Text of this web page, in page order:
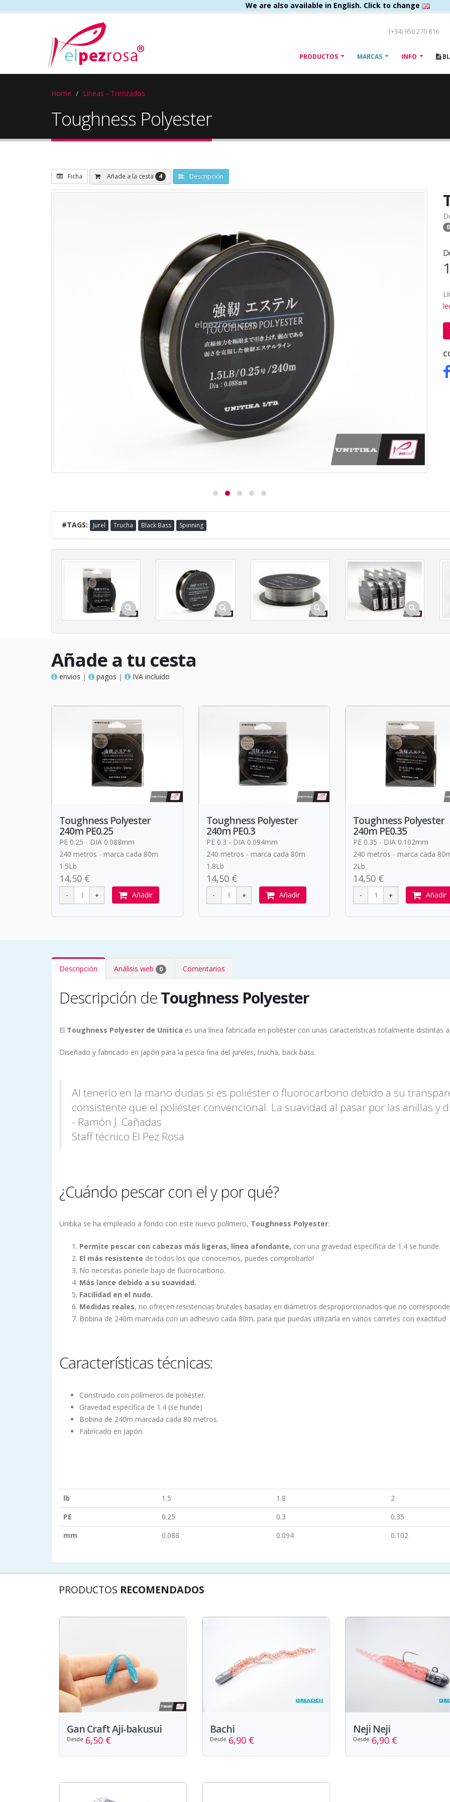
We are also available in English. Click to change
(+34) 950 270 816
PRODUCTOS MARCAS INFO
Home Lineas - Trenzados
Toughness Polyester
Ficha Añade a la cesta 4 Descripción
0
#TAGS: Jurel Trucha Black Bass Spinning
Añade a tu cesta
envios | pagos | IVA incluido
Toughness Polyester
240m PE0.25
PE 0.25 - DIA 0.088mm
240 metros - marca cada 80m
1.5Lb
14,50 €
Añadir
Toughness Polyester
240m PE0.3
PE 0.3 - DIA 0.094mm
240 metros - marca cada 80m
1.8Lb
14,50 €
Añadir
Toughness Polyester
240m PE0.35
PE 0.35 - DIA 0.102mm
240 metros - marca cada
2Lb
14,50 €
Añadir
Descripción Análisis web 0 Comentarios
Descripción deToughness Polyester
El Toughness Polyester de Unitica es una línea fabricada en poliéster con unas características totalmente distintas
Diseñado y fabricado en Japón para la pesca fina del jureles, trucha, back bass.
Al tenerlo en la mano dudas si es poliéster o fluorocarbono debido a su
consistente que el poliéster convencional. La suavidad al pasar por las anillas y
- Ramón J. Cañadas
Staff técnico El Pez Rosa
¿Cuándo pescar con el y por qué?
Unitika se ha empleado a fondo con este nuevo polímero, Toughness Polyester:
Permite pescar con cabezas más ligeras, línea afondante, con una gravedad específica de 1.4 se hunde.
El más resistente de todos los que conocemos, puedes comprobarlo!
No necesitas ponerle bajo de fluorocarbono.
Más lance debido a su suavidad.
Facilidad en el nudo.
Medidas reales, no ofrecen resistencias brutales basadas en diámetros desproporcionados que no
Bobina de 240m marcada con un adhesivo cada 80m, para que puedas utilizarla en varios carretes con exactitud
Características técnicas:
Construido con polímeros de poliéster.
Gravedad específica de 1.4 (se hunde)
Bobina de 240m marcada cada 80 metros.
Fabricado en Japón.
lb 1.5 1.8
2
PE
0.25 0.3
0.35
mm
0.088 0.094 0.102
PRODUCTOS RECOMENDADOS
Gan Craft Aji-bakusui
Desde 6,50 €
Bachi
Desde 6,90 €
Neji Neji
Desde 6,90 €